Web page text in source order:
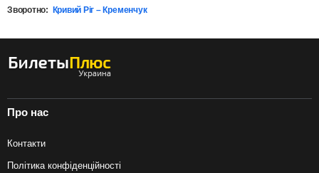
Зворотно: Кривий Ріг – Кременчук
Про нас
Контакти
Політика конфіденційності